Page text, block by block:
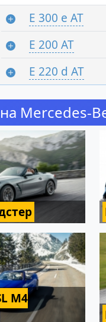
E 300 e AT
E 200 AT
E 220 d AT
Mercedes-
M4